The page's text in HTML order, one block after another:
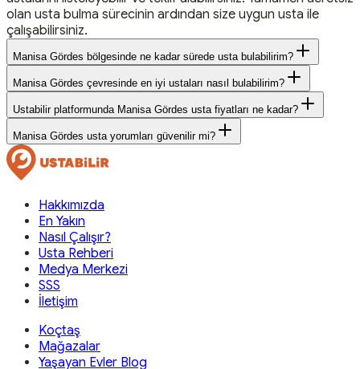
olan usta bulma sürecinin ardından size uygun usta ile
çalışabilirsiniz.
Manisa Gördes bölgesinde ne kadar sürede usta bulabilirim?
Manisa Gördes çevresinde en iyi ustaları nasıl bulabilirim?
Ustabilir platformunda Manisa Gördes usta fiyatları ne kadar?
Manisa Gördes usta yorumları güvenilir mi?
Hakkımızda
En Yakın
Nasıl Çalışır?
Usta Rehberi
Medya Merkezi
SSS
İletişim
Koçtaş
Mağazalar
Yaşayan Evler Blog